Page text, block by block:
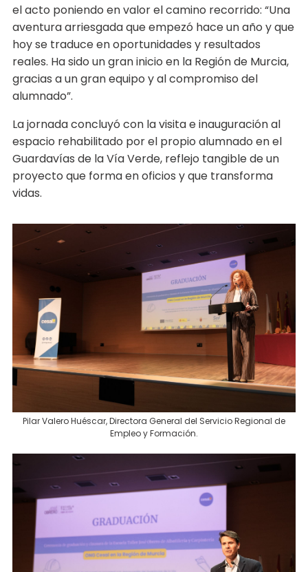
el acto poniendo en valor el camino recorrido: “Una
aventura arriesgada que empezó hace un año y que
hoy se traduce en oportunidades y resultados
reales. Ha sido un gran inicio en la Región de Murcia,
gracias a un gran equipo y al compromiso del
alumnado”.
La jornada concluyó con la visita e inauguración al
espacio rehabilitado por el propio alumnado en el
Guardavías de la Vía Verde, reflejo tangible de un
proyecto que forma en oficios y que transforma
vidas.
Pilar Valero Huéscar, Directora General del Servicio Regional de
Empleo y Formación.